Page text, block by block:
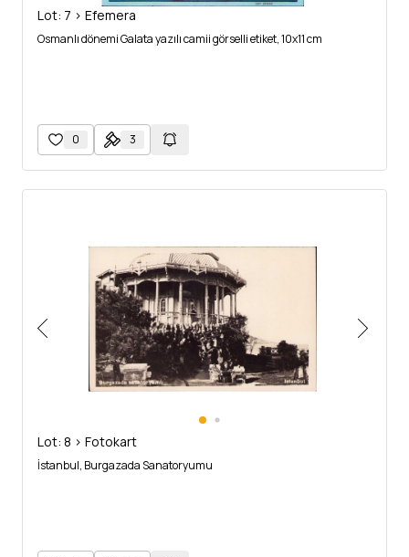
Lot: 7 > Efemera
Osmanlı dönemi Galata yazılı camii görselli etiket, 10x11 cm
0 3
Lot: 8 > Fotokart
İstanbul, Burgazada Sanatoryumu